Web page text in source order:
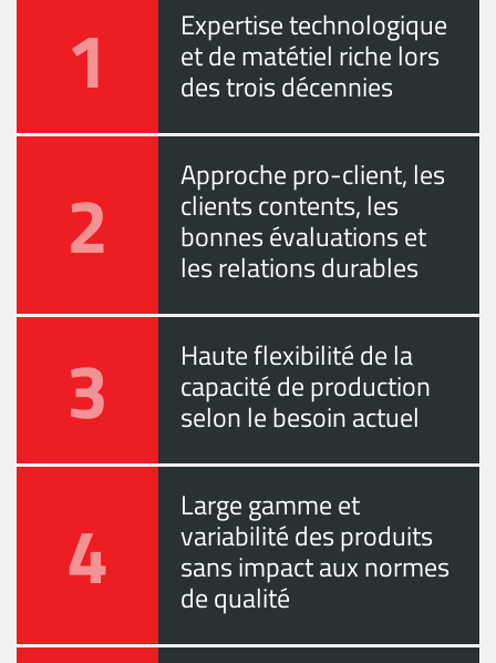
1 Expertise technologique
et de matétiel riche lors
des trois décennies
2 Approche pro-client, les
clients contents, les
bonnes évaluations et
les relations durables
3 Haute flexibilité de la
capacité de production
selon le besoin actuel
4 Large gamme et
variabilité des produits
sans impact aux normes
de qualité